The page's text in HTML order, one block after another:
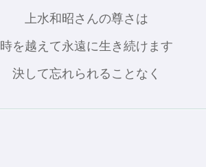
上水和昭さんの尊さは
時を越えて永遠に生き続けます
決して忘れられることなく